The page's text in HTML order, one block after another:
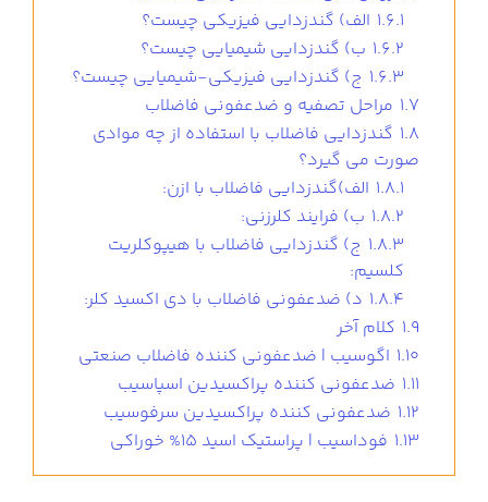
1.6.1 الف) گندزدایی فیزیکی چیست؟
1.6.2 ب) گندزدایی شیمیایی چیست؟
1.6.3 ج) گندزدایی فیزیکی-شیمیایی چیست؟
1.7 مراحل تصفیه و ضدعفونی فاضلاب
1.8 گندزدایی فاضلاب با استفاده از چه موادی
صورت می گیرد؟
1.8.1 الف)گندزدایی فاضلاب با ازن:
1.8.2 ب) فرایند کلرزنی:
1.8.3 ج) گندزدایی فاضلاب با هیپوکلریت
کلسیم:
1.8.4 د) ضدعفونی فاضلاب با دی اکسید کلر:
1.9 کلام آخر
1.10 اگوسیب | ضدعفونی کننده فاضلاب صنعتی
1.11 ضدعفونی کننده پراکسیدین اسپاسیب
1.12 ضدعفونی کننده پراکسیدین سرفوسیب
1.13 فوداسیب | پراستیک اسید 15% خوراکی